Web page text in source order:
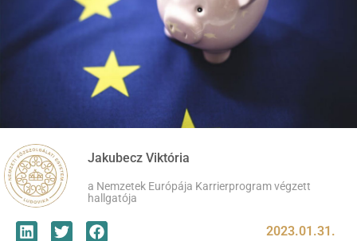
Jakubecz Viktória
a Nemzetek Európája Karrierprogram végzett
hallgatója
2023.01.31.